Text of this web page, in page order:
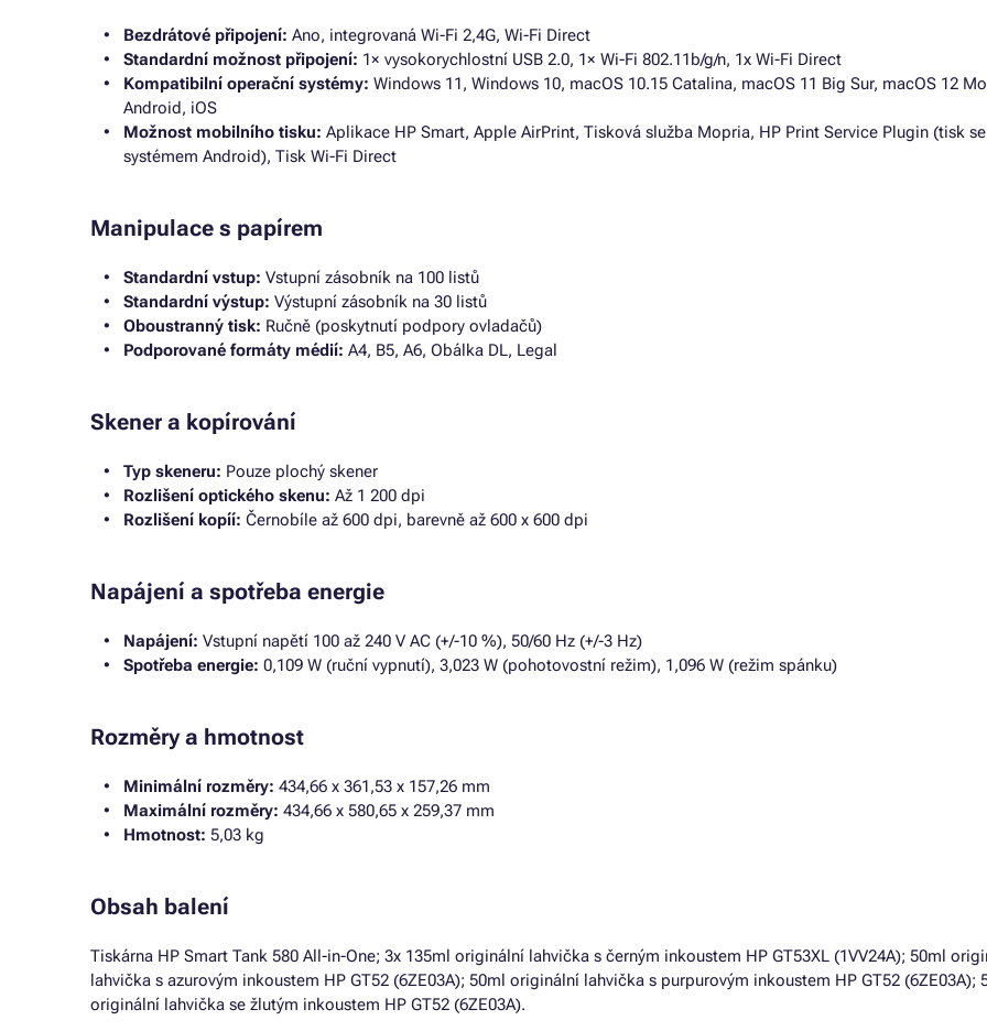
Bezdrátové připojení: Ano, integrovaná Wi-Fi 2,4G, Wi-Fi Direct
Standardní možnost připojení: 1× vysokorychlostní USB 2.0, 1× Wi-Fi 802.11b/g/n, 1x Wi-Fi Direct
Kompatibilní operační systémy: Windows 11, Windows 10, macOS 10.15 Catalina, macOS 11 Big Sur, macOS 12
Android, iOS
Možnost mobilního tisku: Aplikace HP Smart, Apple AirPrint, Tisková služba Mopria, HP Print Service Plugin (tisk se
systémem Android), Tisk Wi-Fi Direct
Manipulace s papírem
Standardní vstup: Vstupní zásobník na 100 listů
Standardní výstup: Výstupní zásobník na 30 listů
Oboustranný tisk: Ručně (poskytnutí podpory ovladačů)
Podporované formáty médií: A4, B5, A6, Obálka DL, Legal
Skener a kopírování
Typ skeneru: Pouze plochý skener
Rozlišení optického skenu: Až 1 200 dpi
Rozlišení kopíí: Černobíle až 600 dpi, barevně až 600 x 600 dpi
Napájení a spotřeba energie
Napájení: Vstupní napětí 100 až 240 V AC (+/-10 %), 50/60 Hz (+/-3 Hz)
Spotřeba energie: 0,109 W (ruční vypnutí), 3,023 W (pohotovostní režim), 1,096 W (režim spánku)
Rozměry a hmotnost
Minimální rozměry: 434,66 x 361,53 x 157,26 mm
Maximální rozměry: 434,66 x 580,65 x 259,37 mm
Hmotnost: 5,03 kg
Obsah balení
Tiskárna HP Smart Tank 580 All-in-One; 3x 135ml originální lahvička s černým inkoustem HP GT53XL (1VV24A); 50ml
lahvička s azurovým inkoustem HP GT52 (6ZE03A); 50ml originální lahvička s purpurovým inkoustem HP GT52 (6ZE03A);
originální lahvička se žlutým inkoustem HP GT52 (6ZE03A).